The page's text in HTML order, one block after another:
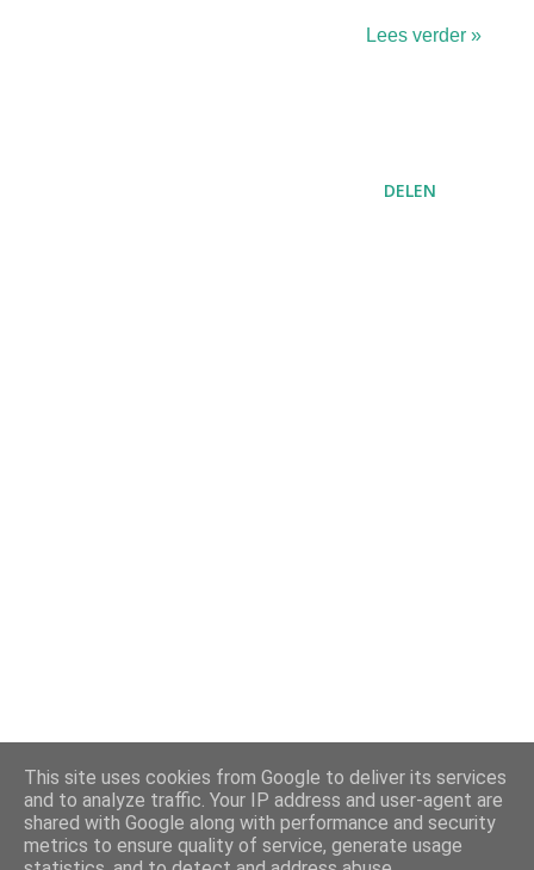
Lees verder »
DELEN
This site uses cookies from Google to deliver its services
and to analyze traffic. Your IP address and user-agent are
shared with Google along with performance and security
metrics to ensure quality of service, generate usage